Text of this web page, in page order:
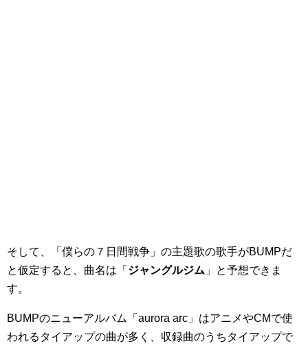
そして、「僕らの７日間戦争」の主題歌の歌手がBUMPだ
と仮定すると、曲名は「 ジャングルジム 」と予想できま
す。
BUMPのニューアルバム「aurora arc」はアニメやCMで使
われるタイアップの曲が多く、収録曲のうちタイアップで